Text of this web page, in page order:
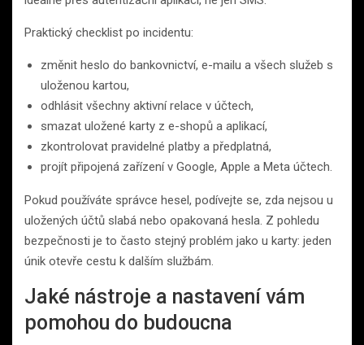
Praktický checklist po incidentu:
změnit heslo do bankovnictví, e-mailu a všech služeb s
uloženou kartou,
odhlásit všechny aktivní relace v účtech,
smazat uložené karty z e-shopů a aplikací,
zkontrolovat pravidelné platby a předplatná,
projít připojená zařízení v Google, Apple a Meta účtech.
Pokud používáte správce hesel, podívejte se, zda nejsou u
uložených účtů slabá nebo opakovaná hesla. Z pohledu
bezpečnosti je to často stejný problém jako u karty: jeden
únik otevře cestu k dalším službám.
Jaké nástroje a nastavení vám
pomohou do budoucna